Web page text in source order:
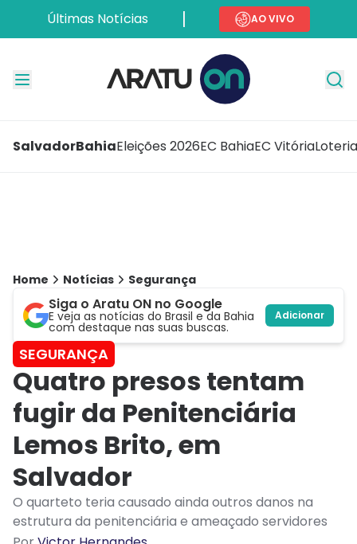
Últimas Notícias AO VIVO
SalvadorBahiaEleições 2026EC BahiaEC Vitória
Home Notícias Segurança
Siga o Aratu ON no Google
E veja as notícias do Brasil e da Bahia
com destaque nas suas buscas.
Adicionar
SEGURANÇA
Quatro presos tentam
fugir da Penitenciária
Lemos Brito, em
Salvador
O quarteto teria causado ainda outros danos na
estrutura da penitenciária e ameaçado servidores